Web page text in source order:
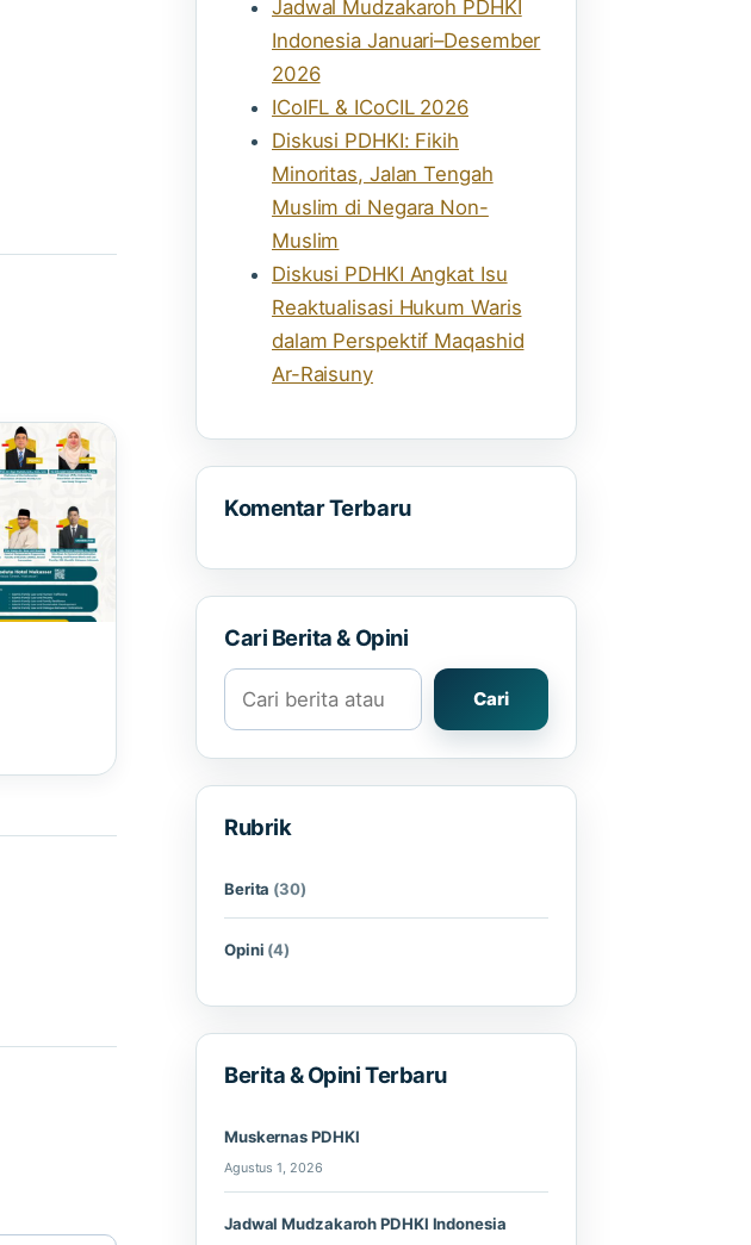
Jadwal Mudzakaroh PDHKI
Indonesia Januari–Desember
2026
ICoIFL & ICoCIL 2026
Diskusi PDHKI: Fikih
Minoritas, Jalan Tengah
Muslim di Negara Non-
Muslim
Diskusi PDHKI Angkat Isu
Reaktualisasi Hukum Waris
dalam Perspektif Maqashid
Ar-Raisuny
Komentar Terbaru
Cari Berita & Opini
Cari berita atau opini
Cari
Rubrik
Berita (30)
Opini (4)
Berita & Opini Terbaru
Muskernas PDHKI
Agustus 1, 2026
Jadwal Mudzakaroh PDHKI Indonesia